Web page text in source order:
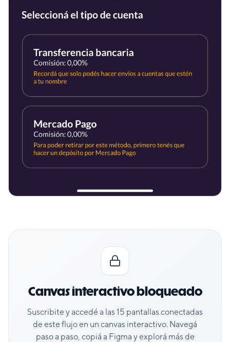
Canvas interactivo bloqueado
Suscribite y accedé a las 15 pantallas conectadas
de este flujo en un canvas interactivo. Navegá
paso a paso, copiá a Figma y explorá más de